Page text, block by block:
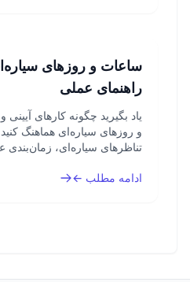
ساعات و روزهای
راهنمای عملی
یاد بگیرید چگونه کارهای
و روزهای سیاره‌ای هماهنگ
تناظرهای سیاره‌ای، زمان‌بندی
ادامه مطلب ←